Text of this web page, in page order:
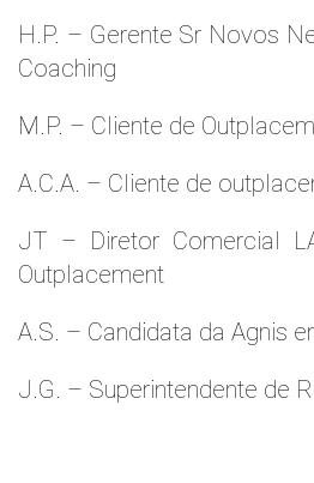
H.P. – Gerente Sr Novos
Coaching
M.P. – Cliente de
A.C.A. – Cliente de
JT – Diretor Comercial
Outplacement
A.S. – Candidata da Agnis
J.G. – Superintendente de